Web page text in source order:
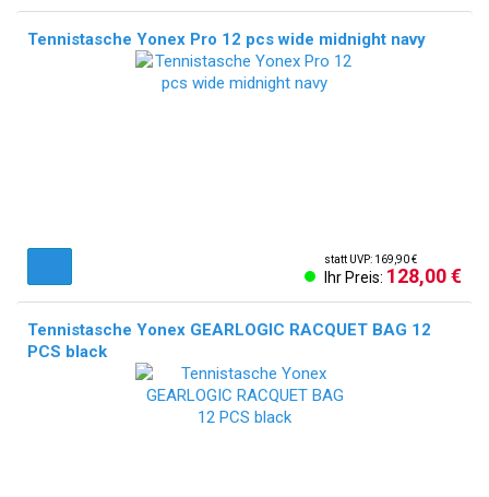
Tennistasche Yonex Pro 12 pcs wide midnight navy
statt UVP: 169,90 €
Ihr Preis: 128,00 €
Tennistasche Yonex GEARLOGIC RACQUET BAG 12
PCS black